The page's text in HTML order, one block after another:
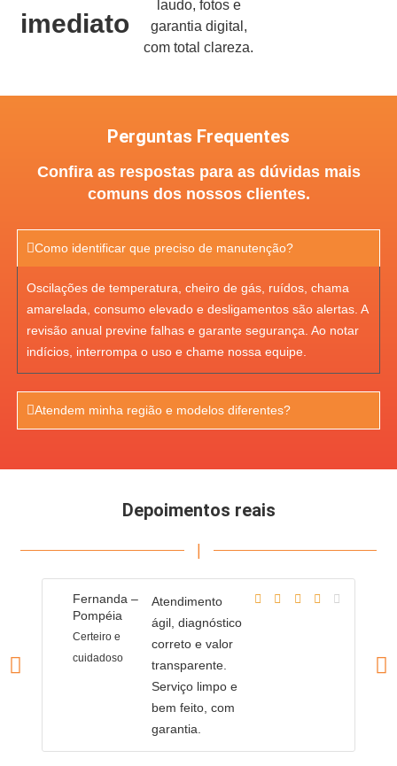
imediato
laudo, fotos e
garantia digital,
com total clareza.
Perguntas Frequentes
Confira as respostas para as dúvidas mais
comuns dos nossos clientes.
Como identificar que preciso de manutenção?
Oscilações de temperatura, cheiro de gás, ruídos, chama
amarelada, consumo elevado e desligamentos são alertas. A
revisão anual previne falhas e garante segurança. Ao notar
indícios, interrompa o uso e chame nossa equipe.
Atendem minha região e modelos diferentes?
Depoimentos reais
Fernanda –
Pompéia
Certeiro e
cuidadoso
Atendimento
ágil, diagnóstico
correto e valor
transparente.
Serviço limpo e
bem feito, com
garantia.